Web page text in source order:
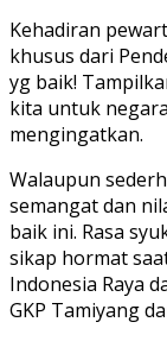
Kehadiran
khusus dari
yg baik!
kita untuk
mengingatkan.
Walaupun
semangat dan
baik ini. Rasa
sikap hormat
Indonesia Raya
GKP Tamiyang